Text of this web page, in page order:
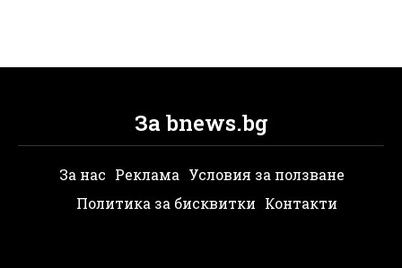
За bnews.bg
За нас Реклама Условия за ползване
Политика за бисквитки Контакти